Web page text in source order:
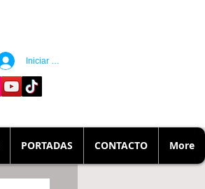
Iniciar sesión
PORTADAS CONTACTO More